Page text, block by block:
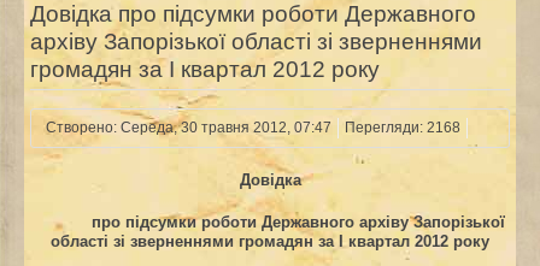
Довідка про підсумки роботи Державного
архіву Запорізької області зі зверненнями
громадян за І квартал 2012 року
Створено: Середа, 30 травня 2012, 07:47 Перегляди: 2168
Довідка
про підсумки роботи Державного архіву Запорізької
області зі зверненнями громадянза І квартал 2012 року